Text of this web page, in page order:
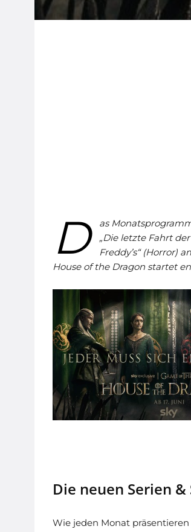
D
as
„Die letzte Fahrt
Freddy’s“ (Horror)
House of the Dragon startet
Die neuen Serien &
Wie jeden Monat